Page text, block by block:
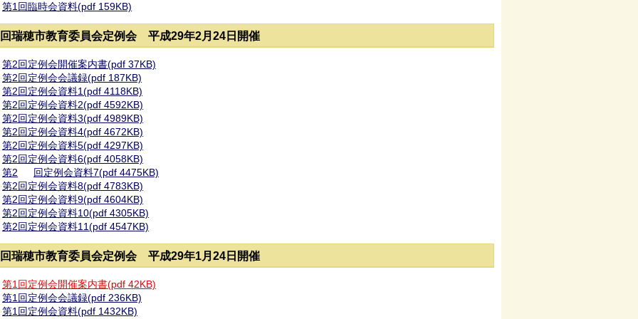
第1回臨時会資料(pdf 159KB)
瑞穂市教育委員会定例会 平成29年2月24日開催
第2回定例会開催案内書(pdf 37KB)
第2回定例会会議録(pdf 187KB)
第2回定例会資料1(pdf 4118KB)
第2回定例会資料2(pdf 4592KB)
第2回定例会資料3(pdf 4989KB)
第2回定例会資料4(pdf 4672KB)
第2回定例会資料5(pdf 4297KB)
第2回定例会資料6(pdf 4058KB)
第2
回定例会資料7(pdf 4475KB)
第2回定例会資料8(pdf 4783KB)
第2回定例会資料9(pdf 4604KB)
第2回定例会資料10(pdf 4305KB)
第2回定例会資料11(pdf 4547KB)
瑞穂市教育委員会定例会 平成29年1月24日開催
第1回定例会開催案内書(pdf 42KB)
第1回定例会会議録(pdf 236KB)
第1回定例会資料(pdf 1432KB)